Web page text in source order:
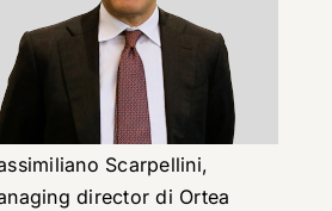
Scarpellini,
director di Ortea